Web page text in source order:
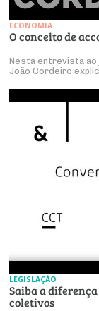
ECONOMIA
O conceito de
Nesta entrevista
João Cordeiro
LEGISLAÇÃO
Saiba a
coletivos